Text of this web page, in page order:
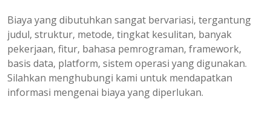
Biaya yang dibutuhkan sangat bervariasi, tergantung
judul, struktur, metode, tingkat kesulitan, banyak
pekerjaan, fitur, bahasa pemrograman, framework,
basis data, platform, sistem operasi yang digunakan.
Silahkan menghubungi kami untuk mendapatkan
informasi mengenai biaya yang diperlukan.